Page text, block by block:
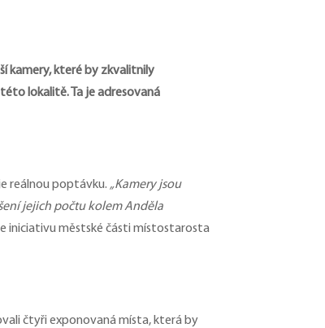
kamery, které by zkvalitnily
lokalitě. Ta je adresovaná
reálnou poptávku. „Kamery jsou
jejich počtu kolem Anděla
iniciativu městské části místostarosta
čtyři exponovaná místa, která by